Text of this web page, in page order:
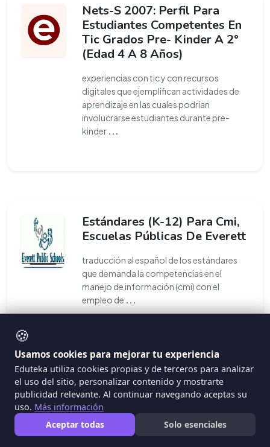
Nets-S 2007: Perfil Para
Estudiantes Competentes En
Tic Grados Pre- Kinder A 2°
(Edad 4 A 8 Años)
experiencias con tic y con recursos
digitales que ejemplifican actividades de
aprendizaje en las cuales podrían
involucrarse estudiantes durante pre-
kinder ...
Estándares (K-12) Para Cmi,
Escuelas Públicas De Everett
traducción al español de los estándares
que demanda la competencias en el
manejo de información (cmi) con el
empleo de ...
Honduras: Estándares De
Contenido Y Desempeño En
Español (Pdf)
🍪
Usamos cookies para mejorar tu experiencia
Eduteka utiliza cookies propias y de terceros para analizar
el uso del sitio, personalizar contenido y mostrarte
publicidad relevante. Al continuar navegando aceptas su
uso. Más información
Aceptar todas
Solo esenciales